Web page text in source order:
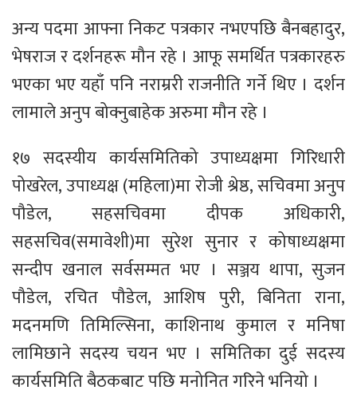
अन्य पदमा आफ्ना निकट पत्रकार नभएपछि बैनबहादुर,
भेषराज र दर्शनहरू मौन रहे । आफू समर्थित पत्रकारहरु
भएका भए यहाँ पनि नराम्ररी राजनीति गर्ने थिए । दर्शन
लामाले अनुप बोक्नुबाहेक अरुमा मौन रहे ।
१७ सदस्यीय कार्यसमितिको उपाध्यक्षमा गिरिधारी
पोखरेल, उपाध्यक्ष (महिला)मा रोजी श्रेष्ठ, सचिवमा अनुप
पौडेल, सहसचिवमा दीपक अधिकारी,
सहसचिव(समावेशी)मा सुरेश सुनार र कोषाध्यक्षमा
सन्दीप खनाल सर्वसम्मत भए । सञ्जय थापा, सुजन
पौडेल, रचित पौडेल, आशिष पुरी, बिनिता राना,
मदनमणि तिमिल्सिना, काशिनाथ कुमाल र मनिषा
लामिछाने सदस्य चयन भए । समितिका दुई सदस्य
कार्यसमिति बैठकबाट पछि मनोनित गरिने भनियो ।